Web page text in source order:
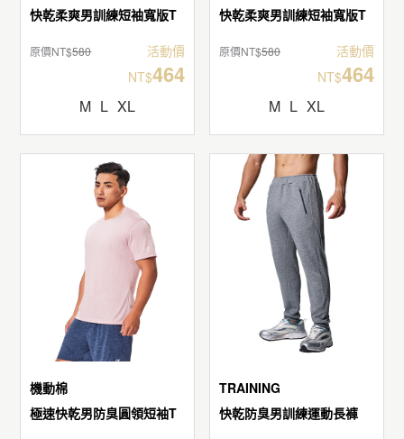
快乾柔爽男訓練短袖寬版T
原價NT$580
活動價
NT$464
M L XL
快乾柔爽男訓練短袖寬版T
原價NT$580
活動價
NT$464
M L XL
機動棉
極速快乾男防臭圓領短袖T
TRAINING
快乾防臭男訓練運動長褲